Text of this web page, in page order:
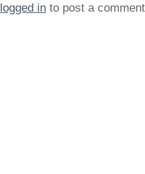
logged in to post a